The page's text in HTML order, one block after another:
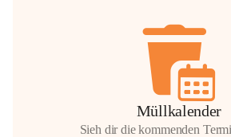
Müllkalender
Sieh dir die kommenden